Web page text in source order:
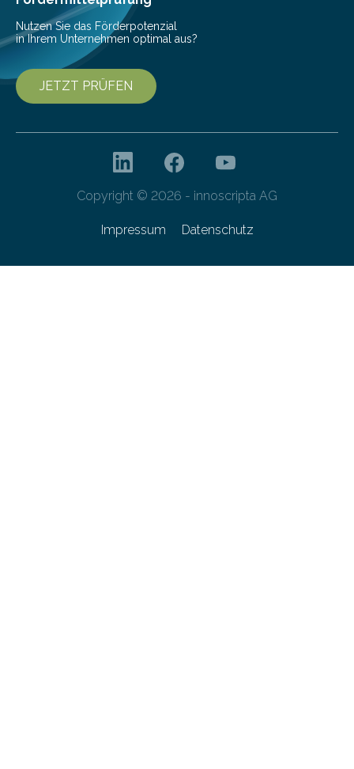
von 20…
Nutzen Sie das Förderpotenzial
in Ihrem Unternehmen optimal aus?
JETZT PRÜFEN
Copyright © 2026 - innoscripta AG
Impressum Datenschutz